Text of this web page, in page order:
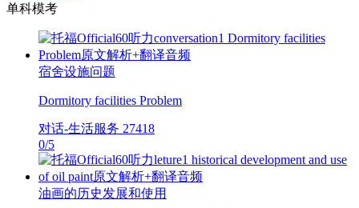
单科模考
宿舍设施问题
Dormitory facilities Problem
对话-生活服务 27418
0/5
油画的历史发展和使用